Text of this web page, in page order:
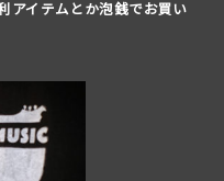
アイテムとか泡銭でお買い